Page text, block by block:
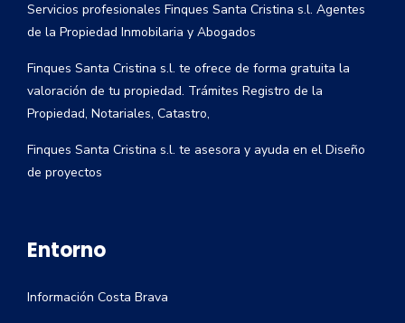
Servicios profesionales Finques Santa Cristina s.l. Agentes
de la Propiedad Inmobilaria y Abogados
Finques Santa Cristina s.l. te ofrece de forma gratuita la
valoración de tu propiedad. Trámites Registro de la
Propiedad, Notariales, Catastro,
Finques Santa Cristina s.l. te asesora y ayuda en el Diseño
de proyectos
Entorno
Información Costa Brava